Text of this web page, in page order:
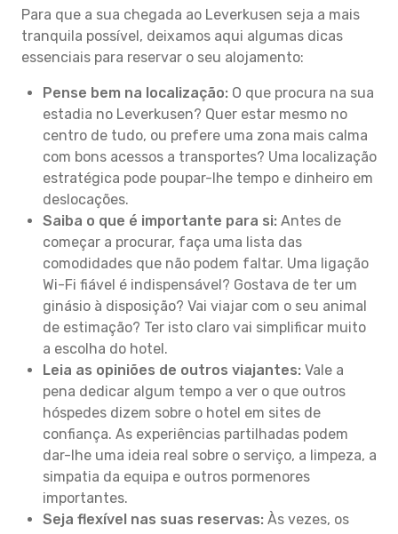
Para que a sua chegada ao Leverkusen seja a mais
tranquila possível, deixamos aqui algumas dicas
essenciais para reservar o seu alojamento:
Pense bem na localização: O que procura na sua
estadia no Leverkusen? Quer estar mesmo no
centro de tudo, ou prefere uma zona mais calma
com bons acessos a transportes? Uma localização
estratégica pode poupar-lhe tempo e dinheiro em
deslocações.
Saiba o que é importante para si: Antes de
começar a procurar, faça uma lista das
comodidades que não podem faltar. Uma ligação
Wi-Fi fiável é indispensável? Gostava de ter um
ginásio à disposição? Vai viajar com o seu animal
de estimação? Ter isto claro vai simplificar muito
a escolha do hotel.
Leia as opiniões de outros viajantes: Vale a
pena dedicar algum tempo a ver o que outros
hóspedes dizem sobre o hotel em sites de
confiança. As experiências partilhadas podem
dar-lhe uma ideia real sobre o serviço, a limpeza, a
simpatia da equipa e outros pormenores
importantes.
Seja flexível nas suas reservas: Às vezes, os